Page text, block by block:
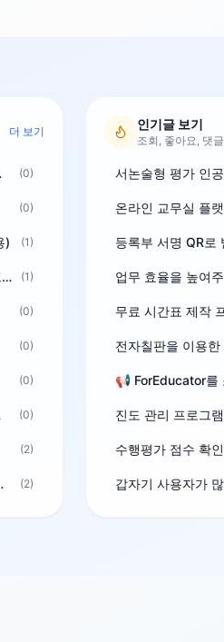
더 보기
네요~ ^^ (0)
(0)
) (1)
경기도교육청 - [정기고사 감독 배치] 자동화프로그램 보급 (1)
(0)
(0)
(0)
세요 (0)
(2)
입하신분^^ (2)
인기글 보기
조회, 좋아요, 댓
서논술형 평가 인
온라인 교무실 플
등록부 서명 QR로
업무 효율을 높여
무료 시간표 제작
전자칠판을 이용
진도 관리 프로그
수행평가 점수 확